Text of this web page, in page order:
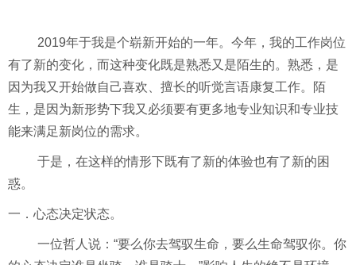
2019年于我是个崭新开始的一年。今年，我的工作岗位
有了新的变化，而这种变化既是熟悉又是陌生的。熟悉，是
因为我又开始做自己喜欢、擅长的听觉言语康复工作。陌
生，是因为新形势下我又必须要有更多地专业知识和专业技
能来满足新岗位的需求。
于是，在这样的情形下既有了新的体验也有了新的困
惑。
一．心态决定状态。
一位哲人说：“要么你去驾驭生命，要么生命驾驭你。你